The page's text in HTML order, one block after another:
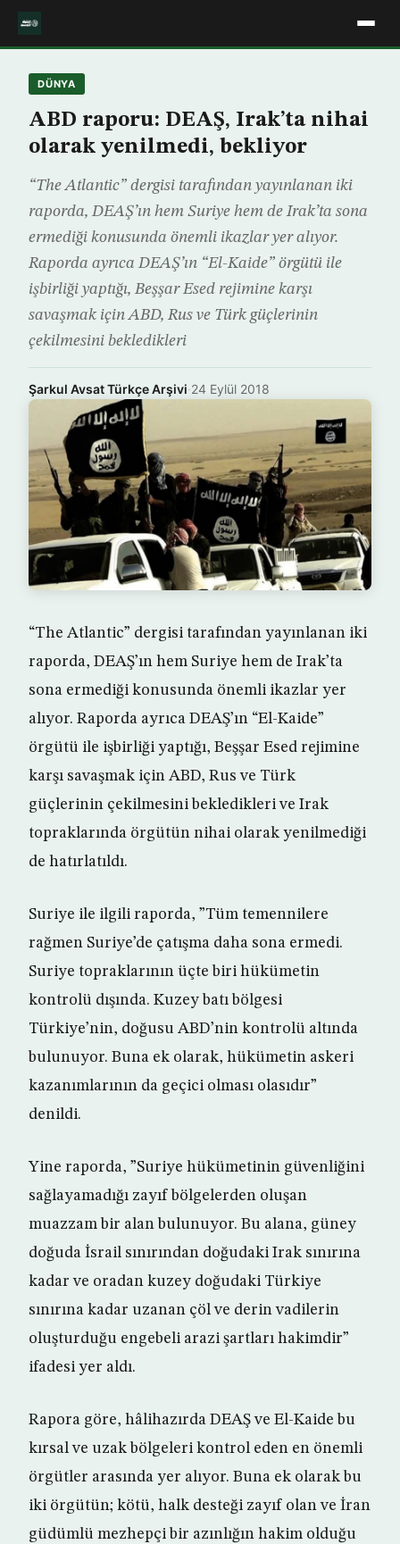
DÜNYA
ABD raporu: DEAŞ, Irak’ta nihai
olarak yenilmedi, bekliyor
“The Atlantic” dergisi tarafından yayınlanan iki
raporda, DEAŞ’ın hem Suriye hem de Irak’ta sona
ermediği konusunda önemli ikazlar yer alıyor.
Raporda ayrıca DEAŞ’ın “El-Kaide” örgütü ile
işbirliği yaptığı, Beşşar Esed rejimine karşı
savaşmak için ABD, Rus ve Türk güçlerinin
çekilmesini bekledikleri
Şarkul Avsat Türkçe Arşivi·24 Eylül 2018
“The Atlantic” dergisi tarafından yayınlanan iki
raporda, DEAŞ’ın hem Suriye hem de Irak’ta
sona ermediği konusunda önemli ikazlar yer
alıyor. Raporda ayrıca DEAŞ’ın “El-Kaide”
örgütü ile işbirliği yaptığı, Beşşar Esed rejimine
karşı savaşmak için ABD, Rus ve Türk
güçlerinin çekilmesini bekledikleri ve Irak
topraklarında örgütün nihai olarak yenilmediği
de hatırlatıldı.
Suriye ile ilgili raporda, ”Tüm temennilere
rağmen Suriye’de çatışma daha sona ermedi.
Suriye topraklarının üçte biri hükümetin
kontrolü dışında. Kuzey batı bölgesi
Türkiye’nin, doğusu ABD’nin kontrolü altında
bulunuyor. Buna ek olarak, hükümetin askeri
kazanımlarının da geçici olması olasıdır”
denildi.
Yine raporda, ”Suriye hükümetinin güvenliğini
sağlayamadığı zayıf bölgelerden oluşan
muazzam bir alan bulunuyor. Bu alana, güney
doğuda İsrail sınırından doğudaki Irak sınırına
kadar ve oradan kuzey doğudaki Türkiye
sınırına kadar uzanan çöl ve derin vadilerin
oluşturduğu engebeli arazi şartları hakimdir”
ifadesi yer aldı.
Rapora göre, hâlihazırda DEAŞ ve El-Kaide bu
kırsal ve uzak bölgeleri kontrol eden en önemli
örgütler arasında yer alıyor. Buna ek olarak bu
iki örgütün; kötü, halk desteği zayıf olan ve İran
güdümlü mezhepçi bir azınlığın hakim olduğu